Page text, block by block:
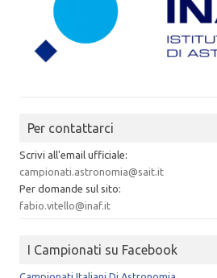
Per contattarci
Scrivi all'email ufficiale:
campionati.astronomia@sait.it
Per domande sul sito:
fabio.vitello@inaf.it
I Campionati su Facebook